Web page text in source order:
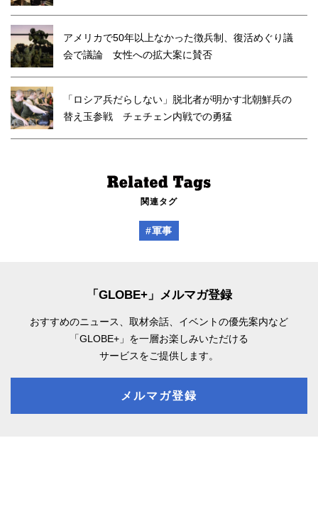
アメリカで50年以上なかった徴兵制、復活めぐり議
会で議論 女性への拡大案に賛否
「ロシア兵だらしない」脱北者が明かす北朝鮮兵の
替え玉参戦 チェチェン内戦での勇猛
関連タグ
#軍事
「GLOBE+」メルマガ登録
おすすめのニュース、取材余話、 イベントの優先案内など
「GLOBE+」を一層お楽しみいただける
サービスをご提供します。
メルマガ登録